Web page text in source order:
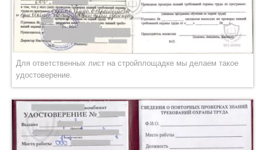
Для ответственных лист на стройплощадке мы делаем такое
удостоверение.